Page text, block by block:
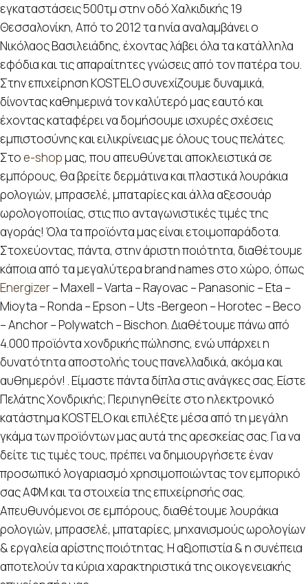
εγκαταστάσεις 500τμ στην οδό Χαλκιδικής 19
Θεσσαλονίκη, Από το 2012 τα ηνία αναλαμβάνει ο
Νικόλαος Βασιλειάδης, έχοντας λάβει όλα τα κατάλληλα
εφόδια και τις απαραίτητες γνώσεις από τον πατέρα του.
Στην επιχείρηση KOSTELO συνεχίζουμε δυναμικά,
δίνοντας καθημερινά τον καλύτερό μας εαυτό και
έχοντας καταφέρει να δομήσουμε ισχυρές σχέσεις
εμπιστοσύνης και ειλικρίνειας με όλους τους πελάτες.
Στο e-shopμας, που απευθύνεται αποκλειστικά σε
εμπόρους, θα βρείτε δερμάτινα και πλαστικά λουράκια
ρολογιών, μπρασελέ, μπαταρίες και άλλα αξεσουάρ
ωρολογοποιίας, στις πιο ανταγωνιστικές τιμές της
αγοράς! Όλα τα προϊόντα μας είναι ετοιμοπαράδοτα.
Στοχεύοντας, πάντα, στην άριστη ποιότητα, διαθέτουμε
κάποια από τα μεγαλύτερα brand names στο χώρο, όπως
Energizer– Maxell – Varta – Rayovac – Panasonic – Eta –
Mioyta – Ronda – Epson – Uts -Bergeon – Horotec – Beco
– Anchor – Polywatch – Bischon. Διαθέτουμε πάνω από
4.000 προϊόντα χονδρικής πώλησης, ενώ υπάρχει η
δυνατότητα αποστολής τους πανελλαδικά, ακόμα και
αυθημερόν! . Είμαστε πάντα δίπλα στις ανάγκες σας. Είστε
Πελάτης Χονδρικής; Περιηγηθείτε στο ηλεκτρονικό
κατάστημα KOSTELO και επιλέξτε μέσα από τη μεγάλη
γκάμα των προϊόντων μας αυτά της αρεσκείας σας. Για να
δείτε τις τιμές τους, πρέπει να δημιουργήσετε έναν
προσωπικό λογαριασμό χρησιμοποιώντας τον εμπορικό
σας ΑΦΜ και τα στοιχεία της επιχείρησής σας.
Απευθυνόμενοι σε εμπόρους, διαθέτουμε λουράκια
ρολογιών, μπρασελέ, μπαταρίες, μηχανισμούς ωρολογίων
& εργαλεία αρίστης ποιότητας. Η αξιοπιστία & η συνέπεια
αποτελούν τα κύρια χαρακτηριστικά της οικογενειακής